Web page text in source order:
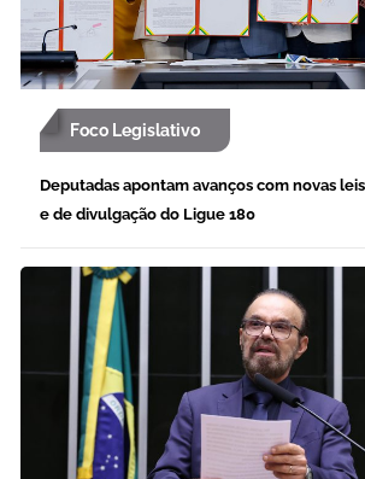
Foco Legislativo
Deputadas apontam avanços com novas
e de divulgação do Ligue 180